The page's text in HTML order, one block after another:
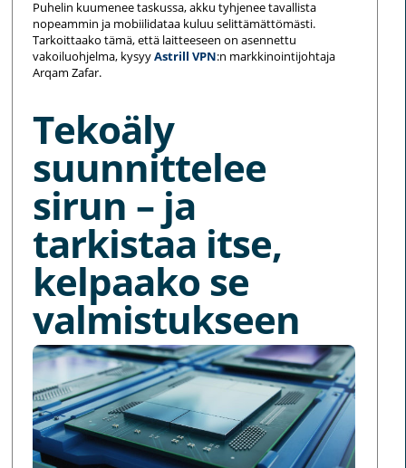
Puhelin kuumenee taskussa, akku tyhjenee tavallista
nopeammin ja mobiilidataa kuluu selittämättömästi.
Tarkoittaako tämä, että laitteeseen on asennettu
vakoiluohjelma, kysyyAstrill VPN:n markkinointijohtaja
Arqam Zafar.
Tekoäly
suunnittelee
sirun – ja
tarkistaa itse,
kelpaako se
valmistukseen